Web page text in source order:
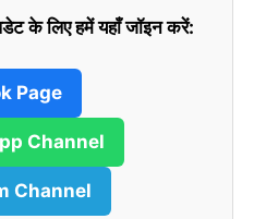
के लिए हमें यहाँ जॉइन करें:
Page
Channel
Channel